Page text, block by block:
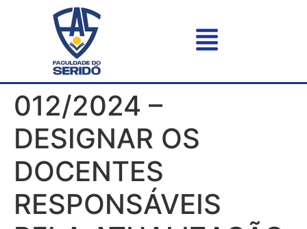
012/2024 –
DESIGNAR OS
DOCENTES
RESPONSÁVEIS